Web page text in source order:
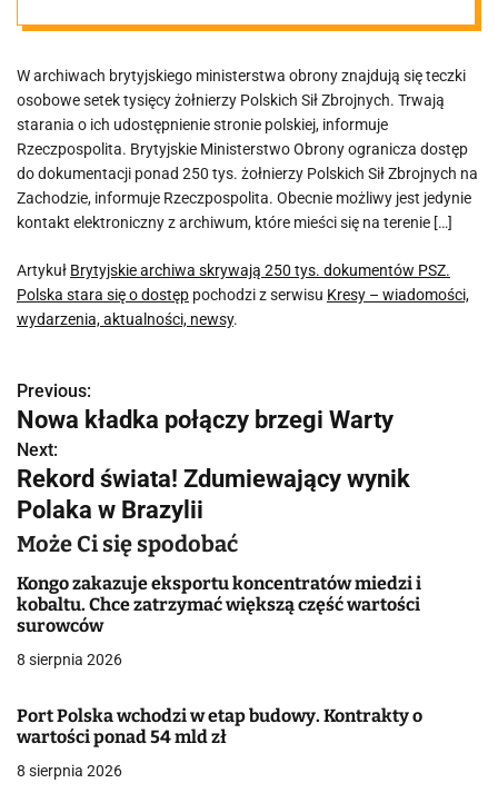
dokumentów
PSZ. Polska
stara się o
dostęp
W archiwach brytyjskiego ministerstwa obrony znajdują się teczki
osobowe setek tysięcy żołnierzy Polskich Sił Zbrojnych. Trwają
starania o ich udostępnienie stronie polskiej, informuje
Rzeczpospolita. Brytyjskie Ministerstwo Obrony ogranicza dostęp
do dokumentacji ponad 250 tys. żołnierzy Polskich Sił Zbrojnych na
Zachodzie, informuje Rzeczpospolita. Obecnie możliwy jest jedynie
kontakt elektroniczny z archiwum, które mieści się na terenie […]
Artykuł Brytyjskie archiwa skrywają 250 tys. dokumentów PSZ.
Polska stara się o dostęp pochodzi z serwisu Kresy – wiadomości,
wydarzenia, aktualności, newsy.
N
a
w
i
a
c
a
w
Previous:
Nowa kładka połączy brzegi Warty
Next:
Rekord świata! Zdumiewający wynik
Polaka w Brazylii
Może Ci się spodobać
Kongo zakazuje eksportu koncentratów miedzi i
kobaltu. Chce zatrzymać większą część wartości
surowców
8 sierpnia 2026
Port Polska wchodzi w etap budowy. Kontrakty o
wartości ponad 54 mld zł
8 sierpnia 2026